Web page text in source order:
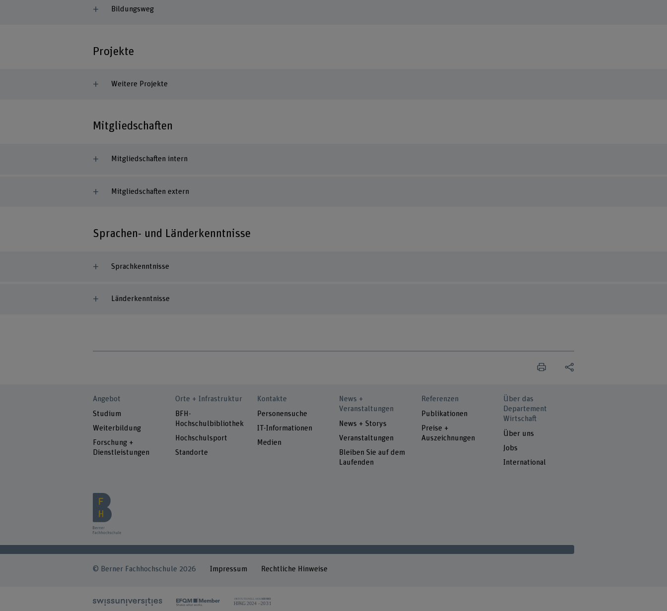
Bildungsweg
Projekte
Weitere Projekte
Mitgliedschaften
Mitgliedschaften intern
Mitgliedschaften extern
Sprachen- und Länderkenntnisse
Sprachkenntnisse
Länderkenntnisse
Angebot
Studium
Weiterbildung
Forschung +
Dienstleistungen
Orte + Infrastruktur
BFH-
Hochschulbibliothek
Hochschulsport
Standorte
Kontakte
Personensuche
IT-Informationen
Medien
News +
Veranstaltungen
News + Storys
Veranstaltungen
Bleiben Sie auf dem
Laufenden
Referenzen
Publikationen
Preise +
Auszeichnungen
Über das
Departement
Wirtschaft
Über uns
Jobs
International
© Berner Fachhochschule 2026 Impressum Rechtliche Hinweise